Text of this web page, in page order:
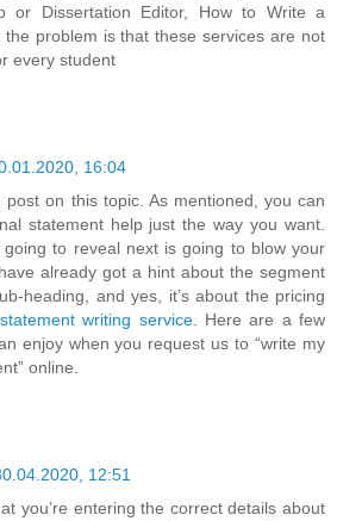
or Dissertation Editor, How to Write a
the problem is that these services are not
every student
16:04
post on this topic. As mentioned, you can
statement help just the way you want.
to reveal next is going to blow your
already got a hint about the segment
heading, and yes, it’s about the pricing
writing service. Here are a few
enjoy when you request us to “write my
online.
12:51
you’re entering the correct details about